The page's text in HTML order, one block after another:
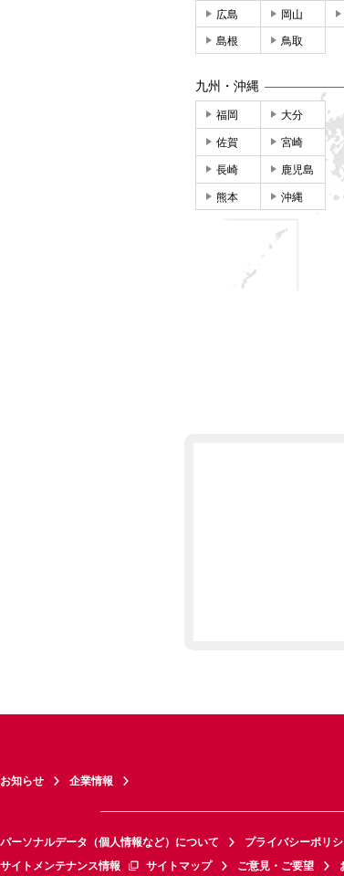
広島 岡山
島根 鳥取
九州・沖縄
福岡 大分
佐賀 宮崎
長崎 鹿児島
熊本 沖縄
お知らせ 企業情報
パーソナルデータ（個人情報など）について プライバシーポリ
サイトメンテナンス情報
サイトマップ ご意見・ご要望